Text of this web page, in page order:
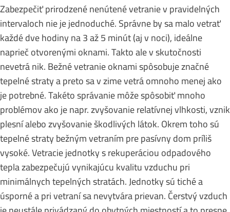
Zabezpečiť prirodzené nenútené vetranie v pravidelných
intervaloch nie je jednoduché. Správne by sa malo vetrať
každé dve hodiny na 3 až 5 minút (aj v noci), ideálne
naprieč otvorenými oknami. Takto ale v skutočnosti
nevetrá nik. Bežné vetranie oknami spôsobuje značné
tepelné straty a preto sa v zime vetrá omnoho menej ako
je potrebné. Takéto správanie môže spôsobiť mnoho
problémov ako je napr. zvyšovanie relatívnej vlhkosti, vznik
plesní alebo zvyšovanie škodlivých látok. Okrem toho sú
tepelné straty bežným vetraním pre pasívny dom príliš
vysoké. Vetracie jednotky s rekuperáciou odpadového
tepla zabezpečujú vynikajúcu kvalitu vzduchu pri
minimálnych tepelných stratách. Jednotky sú tiché a
úsporné a pri vetraní sa nevytvára prievan. Čerstvý vzduch